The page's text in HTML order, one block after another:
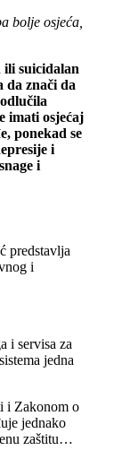
bolje osjeća,
ili suicidalan
da znači da
imati osjećaj
ponekad se
i
i
predstavlja
i
i servisa za
jedna
i Zakonom o
jednako
zaštitu…